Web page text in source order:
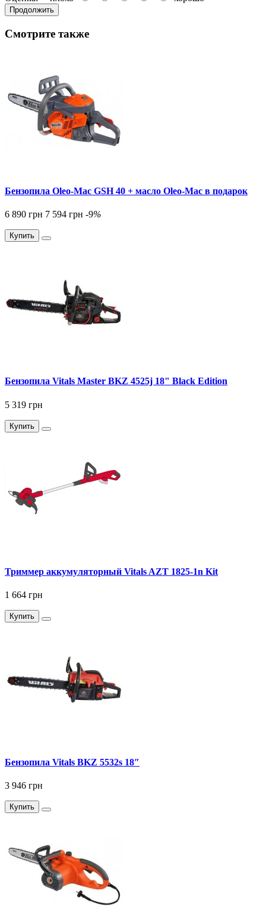
Продолжить
Смотрите также
Бензопила Oleo-Mac GSH 40 + масло Oleo-Mac в подарок
6 890 грн 7 594 грн -9%
Купить
Бензопила Vitals Master BKZ 4525j 18" Black Edition
5 319 грн
Купить
Триммер аккумуляторный Vitals AZT 1825-1n Kit
1 664 грн
Купить
Бензопила Vitals BKZ 5532s 18″
3 946 грн
Купить